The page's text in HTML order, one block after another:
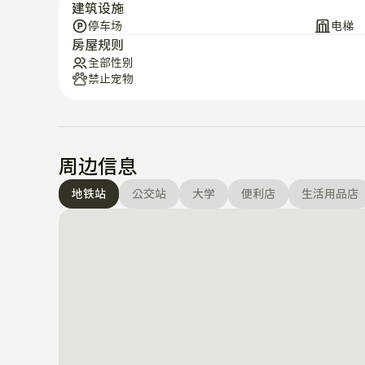
在综合运动场（演唱会）、乐天世界、石村湖享受K-
体验首尔充满活力的生活方式的充满活力的舒适地区
🏡 住宿详细信息及导游 📌
自助值机及退房（值机当天发送的门码）
要求时提供床上用品（请事先告知）
建筑设施
停车场 电梯
房屋规则
全部性别
禁止宠物
周边信息
地铁站 公交站 大学 便利店 生活用品店